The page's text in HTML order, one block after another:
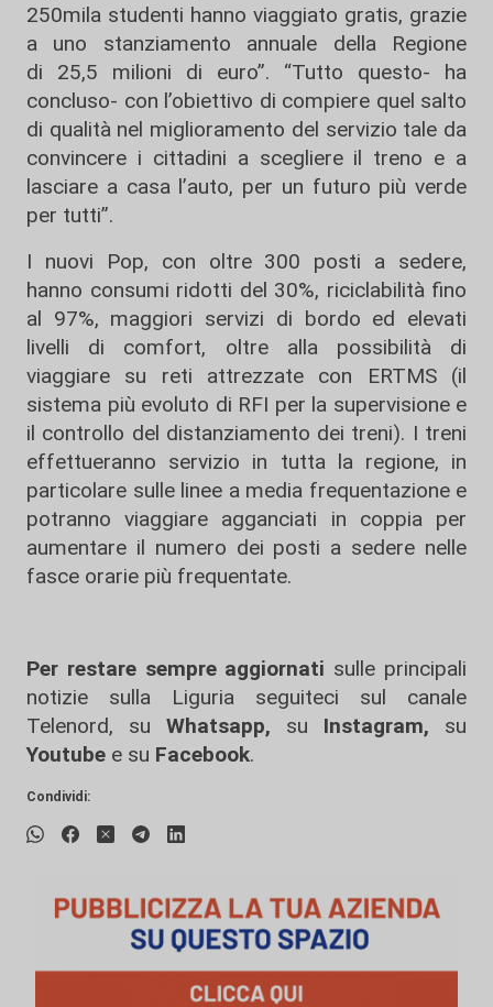
250mila studenti hanno viaggiato gratis, grazie
a uno stanziamento annuale della Regione
di 25,5 milioni di euro”. “Tutto questo- ha
concluso- con l’obiettivo di compiere quel salto
di qualità nel miglioramento del servizio tale da
convincere i cittadini a scegliere il treno e a
lasciare a casa l’auto, per un futuro più verde
per tutti”.
I nuovi Pop, con oltre 300 posti a sedere,
hanno consumi ridotti del 30%, riciclabilità fino
al 97%, maggiori servizi di bordo ed elevati
livelli di comfort, oltre alla possibilità di
viaggiare su reti attrezzate con ERTMS (il
sistema più evoluto di RFI per la supervisione e
il controllo del distanziamento dei treni). I treni
effettueranno servizio in tutta la regione, in
particolare sulle linee a media frequentazione e
potranno viaggiare agganciati in coppia per
aumentare il numero dei posti a sedere nelle
fasce orarie più frequentate.
Per restare sempre aggiornati sulle principali
notizie sulla Liguria seguiteci sul canale
Telenord, su
Whatsapp, su Instagram, su
Youtube e su Facebook.
Condividi: